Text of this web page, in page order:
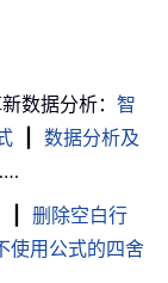
数据分析： 智
数据分析及
删除空白行
使用公式的四舍